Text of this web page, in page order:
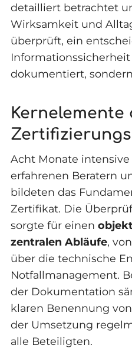
detailliert betrachtet
Wirksamkeit und
überprüft, ein
dokumentiert,
Kernelemente
Acht Monate
erfahrenen Beratern
bildeten das
Zertifikat. Die
sorgte für einen
zentralen Abläufe,
über die technische
Notfallmanagement.
der Dokumentation
klaren Benennung
der Umsetzung
alle Beteiligten.